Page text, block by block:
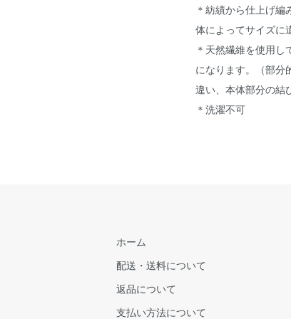
＊紡績から仕上げ編
体によってサイズに
＊天然繊維を使用し
になります。（部分
違い、本体部分の結
＊洗濯不可
ホーム
配送・送料について
返品について
支払い方法について